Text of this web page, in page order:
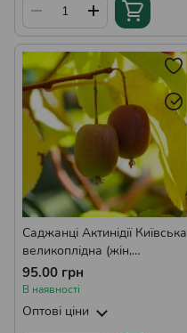
Саджанці Актинідії Київська
великоплідна (жін,
однорічний)
95.00 грн
В наявності
Оптові ціни